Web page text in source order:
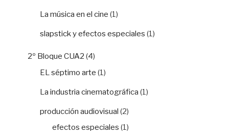
La música en el cine (1)
slapstick y efectos especiales (1)
2º Bloque CUA2 (4)
EL séptimo arte (1)
La industria cinematográfica (1)
producción audiovisual (2)
efectos especiales (1)